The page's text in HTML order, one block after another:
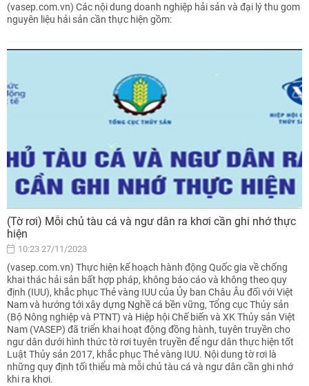
(vasep.com.vn) Các nội dung doanh nghiệp hải sản và đại lý thu gom
nguyên liệu hải sản cần thực hiện gồm:
(Tờ rơi) Mỗi chủ tàu cá và ngư dân ra khơi cần ghi nhớ thực
hiện
10:23 27/11/2023
(vasep.com.vn) Thực hiện kế hoạch hành động Quốc gia về chống
khai thác hải sản bất hợp pháp, không báo cáo và không theo quy
định (IUU), khắc phục Thẻ vàng IUU của Ủy ban Châu Âu đối với Việt
Nam và hướng tới xây dựng Nghề cá bền vững, Tổng cục Thủy sản
(Bộ Nông nghiệp và PTNT) và Hiệp hội Chế biến và XK Thủy sản Việt
Nam (VASEP) đã triển khai hoạt động đồng hành, tuyên truyền cho
ngư dân dưới hình thức tờ rơi tuyên truyền để ngư dân thực hiện tốt
Luật Thủy sản 2017, khắc phục Thẻ vàng IUU. Nội dung tờ rơi là
những quy định tối thiểu mà mỗi chủ tàu cá và ngư dân cần ghi nhớ
khi ra khơi.